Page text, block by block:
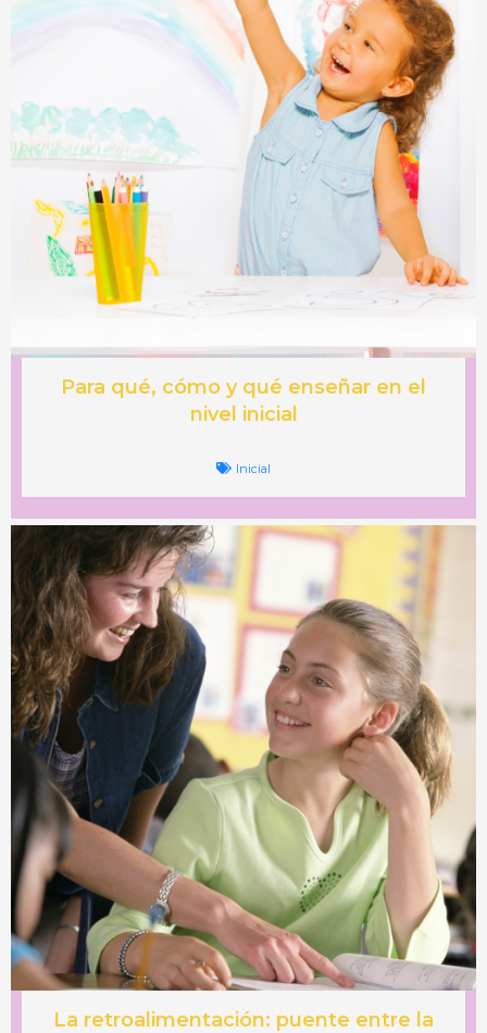
Para qué, cómo y qué enseñar en el
nivel inicial
Inicial
La retroalimentación: puente entre la